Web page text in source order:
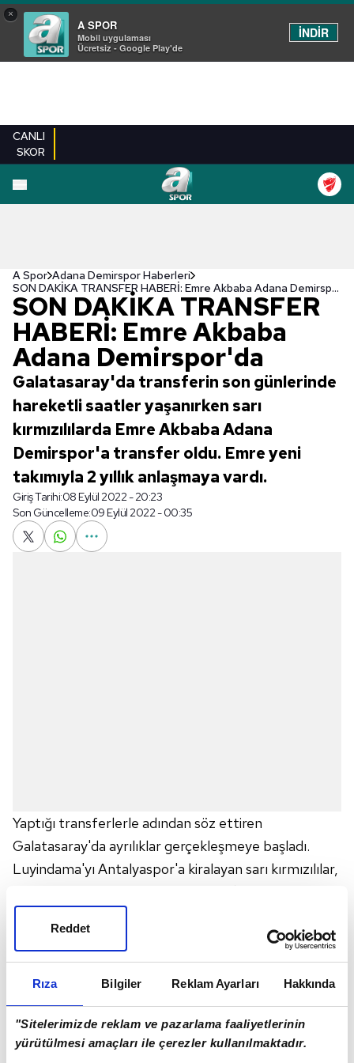
Rıza Bilgiler Reklam Ayarları Hakkında
"Sitelerimizde reklam ve pazarlama faaliyetlerinin
yürütülmesi amaçları ile çerezler kullanılmaktadır.
Reddet
×
A SPOR
Mobil uygulaması
Ücretsiz - Google Play'de
İNDİR
CANLI
SKOR
A Spor Adana Demirspor Haberleri
SON DAKİKA TRANSFER HABERİ: Emre Akbaba Adana Demirspor'da
SON DAKİKA TRANSFER
HABERİ: Emre Akbaba
Adana Demirspor'da
Galatasaray'da transferin son günlerinde
hareketli saatler yaşanırken sarı
kırmızılılarda Emre Akbaba Adana
Demirspor'a transfer oldu. Emre yeni
takımıyla 2 yıllık anlaşmaya vardı.
Giriş Tarihi:08 Eylül 2022 - 20:23
Son Güncelleme:09 Eylül 2022 - 00:35
Yaptığı transferlerle adından söz ettiren
Galatasaray'da ayrılıklar gerçekleşmeye başladı.
Luyindama'yı Antalyaspor'a kiralayan sarı kırmızılılar,
Adana
'a gönderdi.
Tecrübeli futbolcu Adana ekibi ile 2 yıllık anlaşmaya
vardı.
BONSERVİSİNE 500 BİN EURO
Cimbom'un kasasına bu transfer için 500 bin
Euro bonservis bedeli girecek. Ayrıca oyuncu
başka bir kulübe transfer olursa, bedelin yüzde